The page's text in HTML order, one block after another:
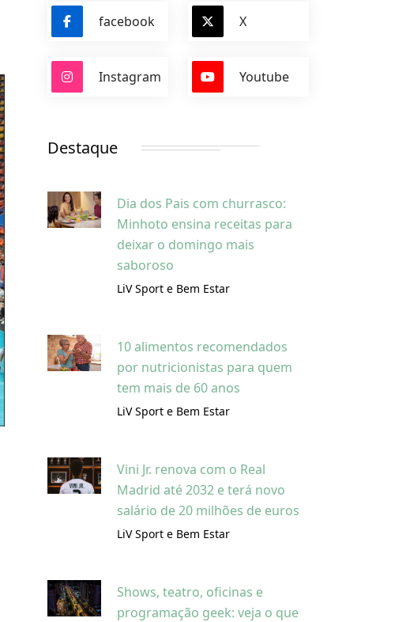
facebook X
Instagram Youtube
Destaque
Dia dos Pais com churrasco:
Minhoto ensina receitas para
deixar o domingo mais
saboroso
LiV Sport e Bem Estar
10 alimentos recomendados
por nutricionistas para quem
tem mais de 60 anos
LiV Sport e Bem Estar
Vini Jr. renova com o Real
Madrid até 2032 e terá novo
salário de 20 milhões de euros
LiV Sport e Bem Estar
Shows, teatro, oficinas e
programação geek: veja o que